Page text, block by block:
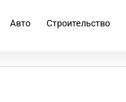
Авто Строительство